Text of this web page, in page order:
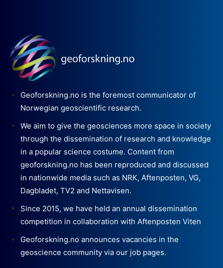
Geoforskning.no is the foremost communicator of
Norwegian geoscientific research.
We aim to give the geosciences more space in society
through the dissemination of research and knowledge
in a popular science costume. Content from
geoforskning.no has been reproduced and discussed
in nationwide media such as NRK, Aftenposten, VG,
Dagbladet, TV2 and Nettavisen.
Since 2015, we have held an annual dissemination
competition in collaboration with Aftenposten Viten
Geoforskning.no announces vacancies in the
geoscience community via our job pages.